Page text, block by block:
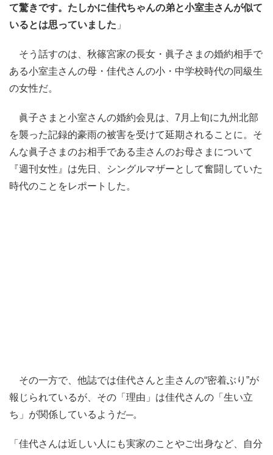
て驚きです。たしかに佳代ちゃんの弟と小室圭さんが似て
いるとは思っていました 」
そう話すのは、秋篠宮家の長女・眞子さまの婚約相手で
ある小室圭さんの母・佳代さんの小・中学校時代の同級生
の女性だ。
眞子さまと小室さんの婚約会見は、7月上旬に九州北部
を襲った記録的豪雨の被害を受けて延期されることに。そ
んな眞子さまのお相手である圭さんのお母さまについて
『週刊女性』は先日、シングルマザーとして奮闘していた
時代のことをレポートした。
その一方で、他誌では佳代さんと圭さんの“密着ぶり”が
報じられているが、その「理由」は佳代さんの「生い立
ち」が関係しているようだ─。
「佳代さんは近しい人にも実家のことやご出身など、自分